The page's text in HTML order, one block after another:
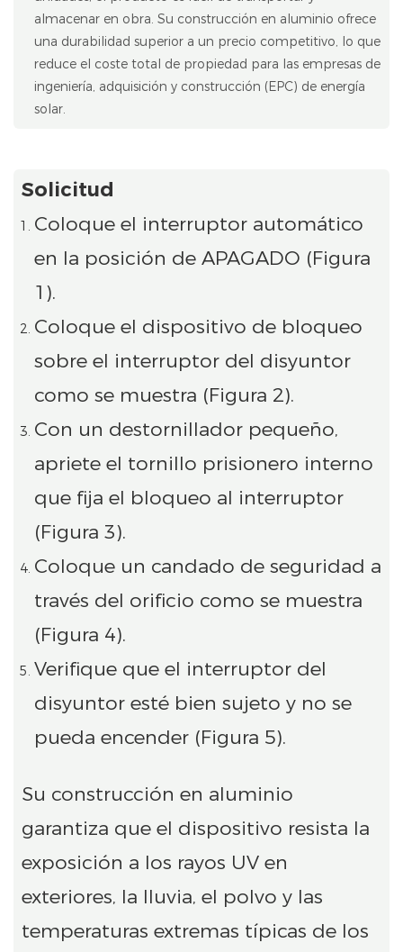
almacenar en obra. Su construcción en aluminio ofrece
una durabilidad superior a un precio competitivo, lo que
reduce el coste total de propiedad para las empresas de
ingeniería, adquisición y construcción (EPC) de energía
solar.
Solicitud
Coloque el interruptor automático
en la posición de APAGADO (Figura
1).
Coloque el dispositivo de bloqueo
sobre el interruptor del disyuntor
como se muestra (Figura 2).
Con un destornillador pequeño,
apriete el tornillo prisionero interno
que fija el bloqueo al interruptor
(Figura 3).
Coloque un candado de seguridad a
través del orificio como se muestra
(Figura 4).
Verifique que el interruptor del
disyuntor esté bien sujeto y no se
pueda encender (Figura 5).
Su construcción en aluminio
garantiza que el dispositivo resista la
exposición a los rayos UV en
exteriores, la lluvia, el polvo y las
temperaturas extremas típicas de los